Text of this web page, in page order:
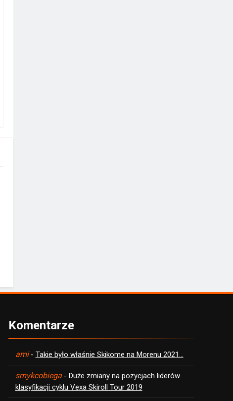
Komentarze
ami- Takie było właśnie Skikome na Morenu 2021…
smykcobiega- Duże zmiany na pozycjach liderów
klasyfikacji cyklu Vexa Skiroll Tour 2019